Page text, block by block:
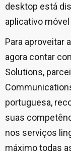
desktop está
aplicativo
Para aproveitar
agora contar
Solutions,
portuguesa,
suas
nos serviços
máximo todas